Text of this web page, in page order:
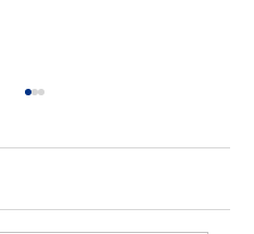
se inicia com o